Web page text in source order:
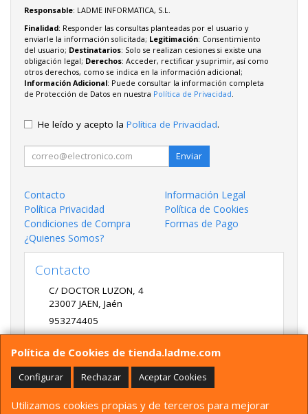
Política de Cookies de tienda.ladme.com
Configurar Rechazar Aceptar Cookies
Utilizamos cookies propias y de terceros para mejorar
Responsable: LADME INFORMATICA, S.L.
Finalidad: Responder las consultas planteadas por el usuario y
enviarle la información solicitada; Legitimación: Consentimiento
del usuario; Destinatarios: Solo se realizan cesiones si existe una
obligación legal; Derechos: Acceder, rectificar y suprimir, así como
otros derechos, como se indica en la información adicional;
Información Adicional: Puede consultar la información completa
de Protección de Datos en nuestra Política de Privacidad.
He leído y acepto la Política de Privacidad.
Enviar
Contacto
Información Legal
Política Privacidad
Política de Cookies
Condiciones de Compra
Formas de Pago
¿Quienes Somos?
Contacto
C/ DOCTOR LUZON, 4
23007 JAEN, Jaén
953274405
LADME@LADME.COM
Horario
9:30 A 14:00 Y 17:00 A 20:00 DE LUNES A VIERNES